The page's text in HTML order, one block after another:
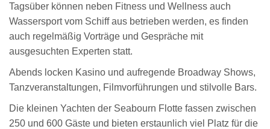
Tagsüber können neben Fitness und Wellness auch
Wassersport vom Schiff aus betrieben werden, es finden
auch regelmäßig Vorträge und Gespräche mit
ausgesuchten Experten statt.
Abends locken Kasino und aufregende Broadway Shows,
Tanzveranstaltungen, Filmvorführungen und stilvolle Bars.
Die kleinen Yachten der Seabourn Flotte fassen zwischen
250 und 600 Gäste und bieten erstaunlich viel Platz für die